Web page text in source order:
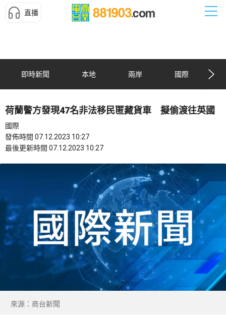
直播
即時新聞 本地 兩岸 國際
荷蘭警方發現47名非法移民匿藏貨車 擬偷渡往英國
國際
發佈時間 07.12.2023 10:27
最後更新時間 07.12.2023 10:27
來源：商台新聞